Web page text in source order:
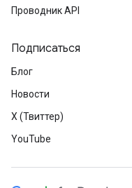
Проводник API
Подписаться
Блог
Новости
X (Твиттер)
YouTube